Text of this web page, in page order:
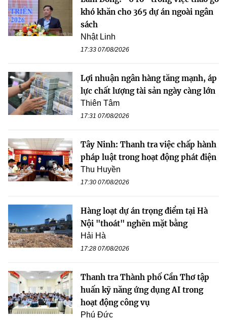
khó khăn cho 365 dự án ngoài ngân
sách
Nhật Linh
17:33 07/08/2026
Lợi nhuận ngân hàng tăng mạnh, áp
lực chất lượng tài sản ngày càng lớn
Thiên Tâm
17:31 07/08/2026
Tây Ninh: Thanh tra việc chấp hành
pháp luật trong hoạt động phát điện
Thu Huyền
17:30 07/08/2026
Hàng loạt dự án trọng điểm tại Hà
Nội "thoát" nghẽn mặt bằng
Hải Hà
17:28 07/08/2026
Thanh tra Thành phố Cần Thơ tập
huấn kỹ năng ứng dụng AI trong
hoạt động công vụ
Phú Đức